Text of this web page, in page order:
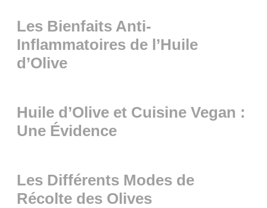
Les Bienfaits Anti-
Inflammatoires de l’Huile
d’Olive
Huile d’Olive et Cuisine Vegan :
Une Évidence
Les Différents Modes de
Récolte des Olives